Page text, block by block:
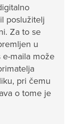
poslužitelj
Za to se
u
e-maila može
pri čemu
o tome je